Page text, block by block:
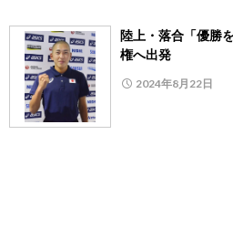
陸上・落合「優勝
権へ出発
2024年8月22日